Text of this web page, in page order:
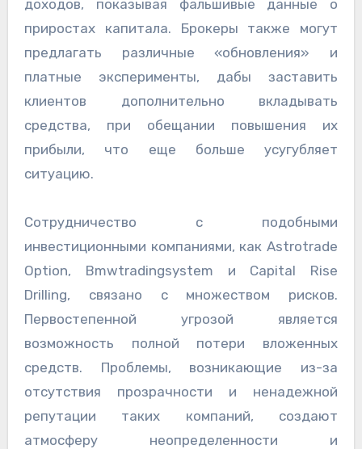
доходов, показывая фальшивые данные о
приростах капитала. Брокеры также могут
предлагать различные «обновления» и
платные эксперименты, дабы заставить
клиентов дополнительно вкладывать
средства, при обещании повышения их
прибыли, что еще больше усугубляет
ситуацию.
Сотрудничество с подобными
инвестиционными компаниями, как Astrotrade
Option, Bmwtradingsystem и Capital Rise
Drilling, связано с множеством рисков.
Первостепенной угрозой является
возможность полной потери вложенных
средств. Проблемы, возникающие из-за
отсутствия прозрачности и ненадежной
репутации таких компаний, создают
атмосферу неопределенности и